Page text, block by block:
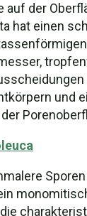
auf der
hat einen
und